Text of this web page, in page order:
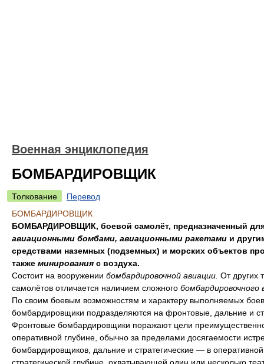
Военная энциклопедия
БОМБАРДИРОВЩИК
Толкование
Перевод
БОМБАРДИРОВЩИК
БОМБАРДИРОВЩИК, боевой самолёт, предназначенный
авиационными бомбами, авиационными ракетами и
средствами наземных (подземных) и морских объектов
также минирования с воздуха.
Состоит на вооружении бомбардировочной авиации. От других
самолётов отличается наличием сложного бомбардировочного
По своим боевым возможностям и характеру выполняемых
бомбардировщики подразделяются на фронтовые, дальние и
Фронтовые бомбардировщики поражают цели
оперативной глубине, обычно за пределами досягаемости
бомбардировщиков, дальние и стратегические — в